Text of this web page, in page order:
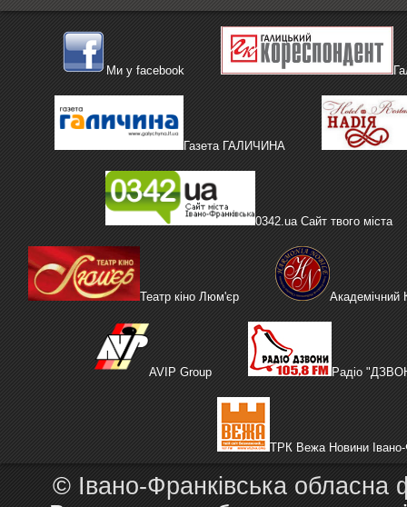
Ми у facebook
Газета ГАЛИЧИНА
0342.ua Сайт твого міста
Театр кіно Люм'єр Академічний
AVIP Group Радіо
ТРК Вежа Новини Івано-
© Івано-Франківська обласна